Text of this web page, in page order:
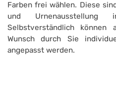
Farben frei wählen. Diese
und
Selbstverständlich können
Wunsch durch Sie
angepasst werden.